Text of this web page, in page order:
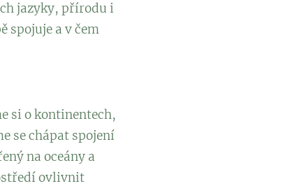
jazyky, přírodu i
spojuje a v čem
si o kontinentech,
se chápat spojení
na oceány a
ovlivnit